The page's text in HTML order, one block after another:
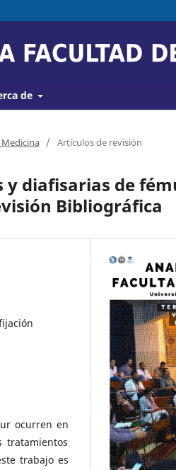
de
/ Artículos de revisión
diafisarias de
Bibliográfica
ocurren en
trabajo es